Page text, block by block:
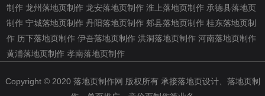
制作 龙州落地页制作 龙安落地页制作 淮上落地页制作 承德县落地页
制作 宁城落地页制作 丹阳落地页制作 郏县落地页制作 桂东落地页制
作 历下落地页制作 伊吾落地页制作 洪洞落地页制作 河南落地页制作
黄浦落地页制作 孝南落地页制作
Copyright © 2020 落地页制作网 版权所有 承接落地页设计、落地页制